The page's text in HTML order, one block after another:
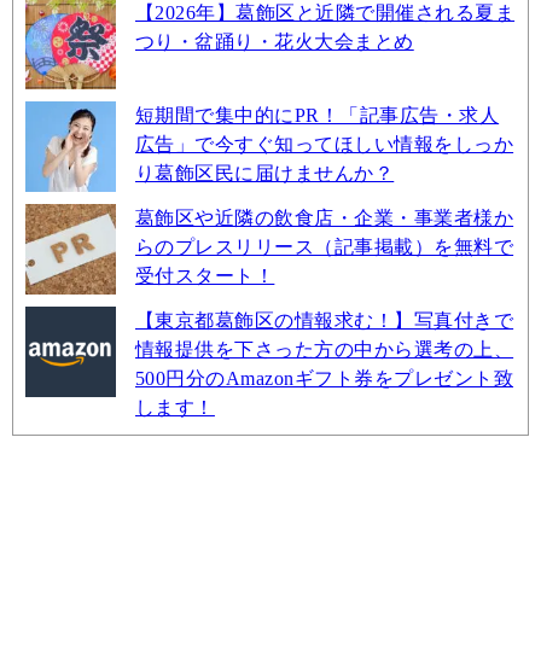
【2026年】葛飾区と近隣で開催される夏ま
つり・盆踊り・花火大会まとめ
短期間で集中的にPR！「記事広告・求人
広告」で今すぐ知ってほしい情報をしっか
り葛飾区民に届けませんか？
葛飾区や近隣の飲食店・企業・事業者様か
らのプレスリリース（記事掲載）を無料で
受付スタート！
【東京都葛飾区の情報求む！】写真付きで
情報提供を下さった方の中から選考の上、
500円分のAmazonギフト券をプレゼント致
します！